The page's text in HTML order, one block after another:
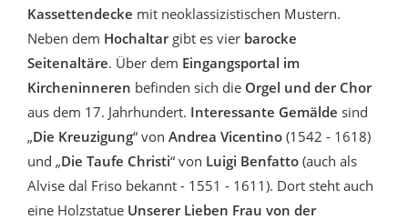
Kassettendecke mit neoklassizistischen Mustern.
Neben dem Hochaltargibt es vier barocke
Seitenaltäre. Über dem Eingangsportal im
Kircheninneren befinden sich die Orgel und der Chor
aus dem 17. Jahrhundert. Interessante Gemälde sind
„Die Kreuzigung“ von Andrea Vicentino (1542 - 1618)
und „Die Taufe Christi“ von Luigi Benfatto (auch als
Alvise dal Friso bekannt - 1551 - 1611). Dort steht auch
eine Holzstatue Unserer Lieben Frau von der